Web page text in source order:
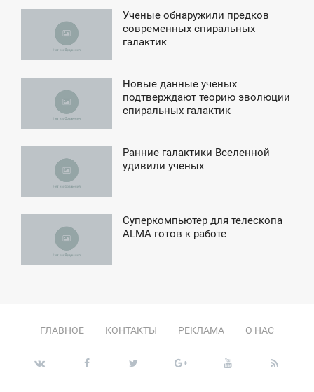
Ученые обнаружили предков
современных спиральных
галактик
Новые данные ученых
подтверждают теорию эволюции
спиральных галактик
Ранние галактики Вселенной
удивили ученых
Суперкомпьютер для телескопа
ALMA готов к работе
ГЛАВНОЕ КОНТАКТЫ РЕКЛАМА О НАС